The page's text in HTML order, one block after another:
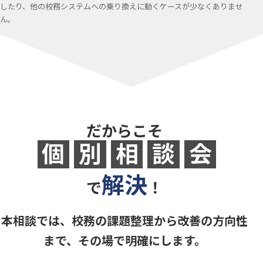
したり、他の校務システムへの乗り換えに動くケースが少なくありませ
ん。
だからこそ
個 別 相 談 会
で解決 ！
本相談では、校務の課題整理から改善の方向性
まで、その場で明確にします。